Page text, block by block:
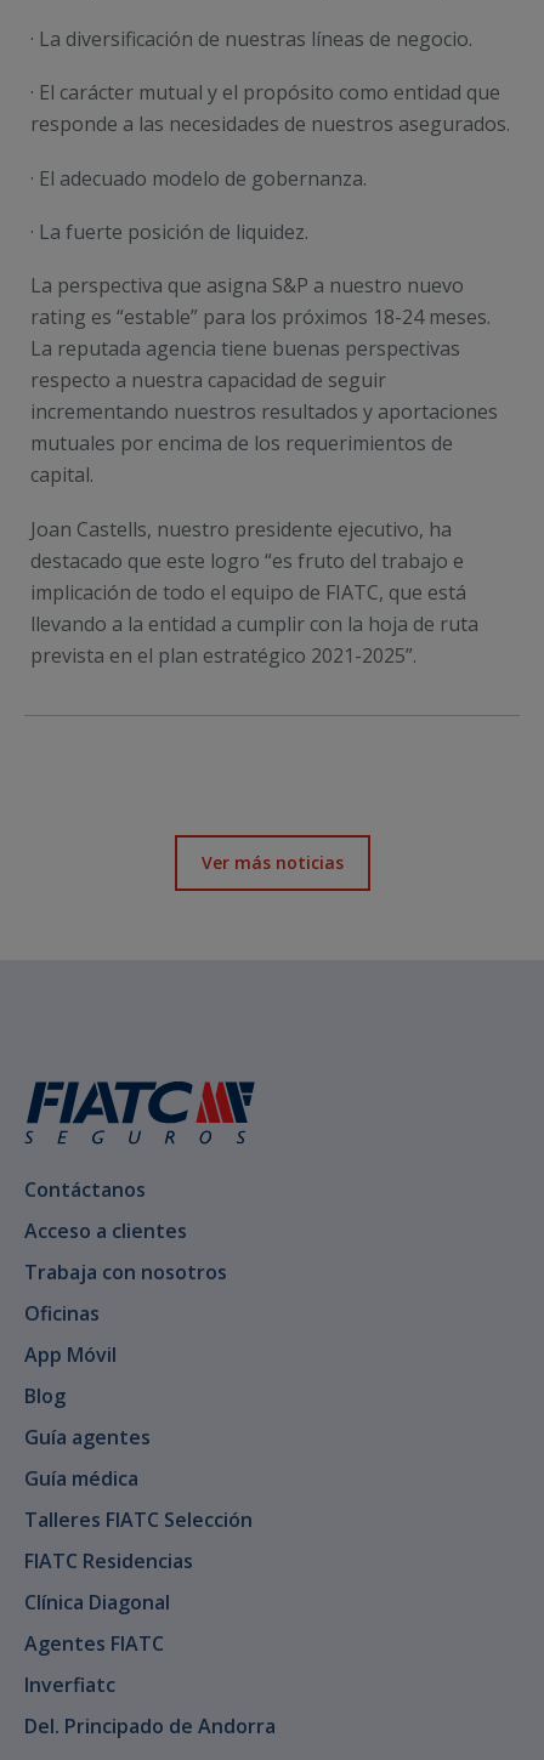
· La diversificación de nuestras líneas de negocio.
· El carácter mutual y el propósito como entidad que
responde a las necesidades de nuestros asegurados.
· El adecuado modelo de gobernanza.
· La fuerte posición de liquidez.
La perspectiva que asigna S&P a nuestro nuevo
rating es “estable” para los próximos 18-24 meses.
La reputada agencia tiene buenas perspectivas
respecto a nuestra capacidad de seguir
incrementando nuestros resultados y aportaciones
mutuales por encima de los requerimientos de
capital.
Joan Castells, nuestro presidente ejecutivo, ha
destacado que este logro “es fruto del trabajo e
implicación de todo el equipo de FIATC, que está
llevando a la entidad a cumplir con la hoja de ruta
prevista en el plan estratégico 2021-2025”.
Ver más noticias
Contáctanos
Acceso a clientes
Trabaja con nosotros
Oficinas
App Móvil
Blog
Guía agentes
Guía médica
Talleres FIATC Selección
FIATC Residencias
Clínica Diagonal
Agentes FIATC
Inverfiatc
Del. Principado de Andorra